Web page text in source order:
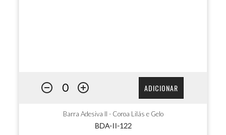
ADICIONAR
Barra Adesiva II - Coroa Lilás e Gelo
BDA-II-122